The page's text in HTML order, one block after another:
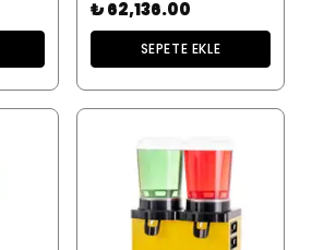
₺ 62,136.00
SEPETE EKLE